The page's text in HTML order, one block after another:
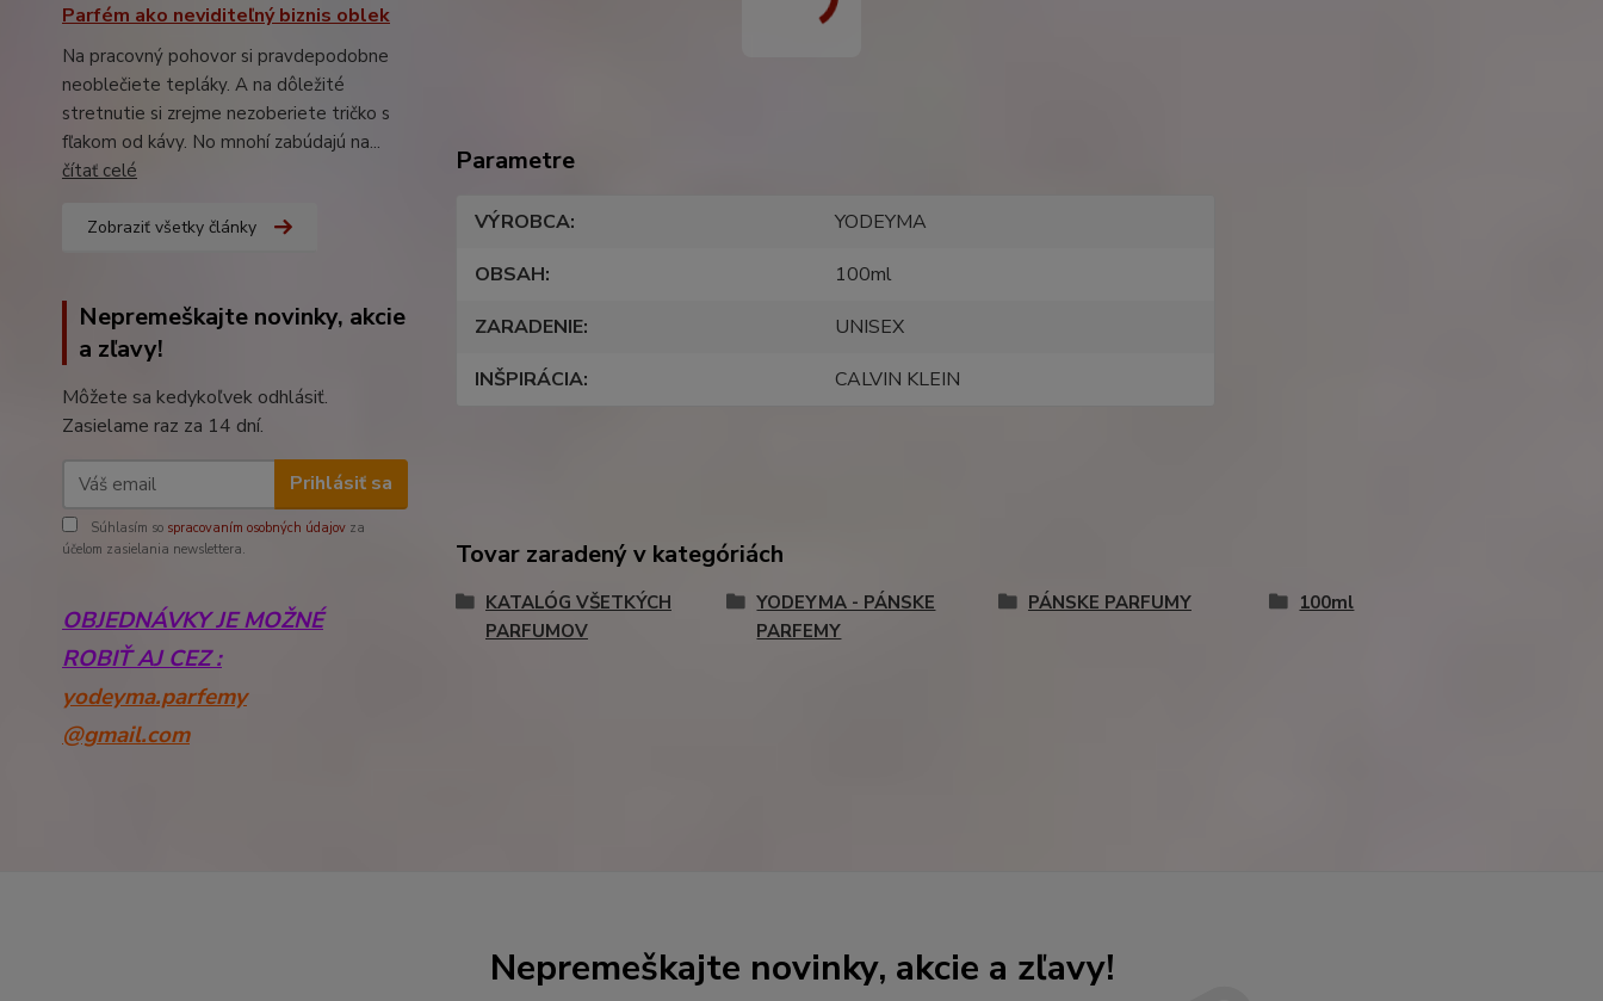
Parfém ako neviditeľný biznis oblek
Na pracovný pohovor si pravdepodobne
neoblečiete tepláky. A na dôležité
stretnutie si zrejme nezoberiete tričko s
fľakom od kávy. No mnohí zabúdajú na...
čítať celé
Zobraziť všetky články
Nepremeškajte novinky, akcie
a zľavy!
Môžete sa kedykoľvek odhlásiť.
Zasielame raz za 14 dní.
Prihlásiť sa
Súhlasím so spracovaním osobných údajov za
účelom zasielania newslettera.
OBJEDNÁVKY JE MOŽNÉ
ROBIŤ AJ CEZ :
yodeyma.parfemy
@gmail.com
Parametre
VÝROBCA
YODEYMA
OBSAH
100ml
ZARADENIE
UNISEX
INŠPIRÁCIA
CALVIN KLEIN
Tovar zaradený v kategóriách
KATALÓG VŠETKÝCH
PARFUMOV
YODEYMA - PÁNSKE
PARFEMY
PÁNSKE PARFUMY 100ml
Nepremeškajte novinky, akcie a zľavy!